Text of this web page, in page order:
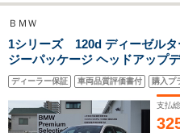
ＢＭＷ
1シリーズ 120d ディーゼル
ジーパッケージ ヘッドアップ
カメラ 純正17インチAW 電動
LEDヘッドライト カーブドデ
ルーズコントロール シートヒー
ディーラー保証 車両品質評価書付 購入プ
支払